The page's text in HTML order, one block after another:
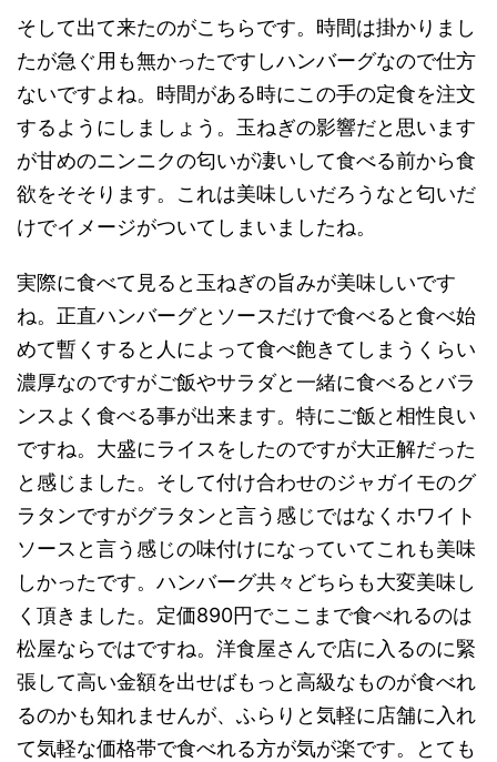
そして出て来たのがこちらです。時間は掛かりまし
たが急ぐ用も無かったですしハンバーグなので仕方
ないですよね。時間がある時にこの手の定食を注文
するようにしましょう。玉ねぎの影響だと思います
が甘めのニンニクの匂いが凄いして食べる前から食
欲をそそります。これは美味しいだろうなと匂いだ
けでイメージがついてしまいましたね。
実際に食べて見ると玉ねぎの旨みが美味しいです
ね。正直ハンバーグとソースだけで食べると食べ始
めて暫くすると人によって食べ飽きてしまうくらい
濃厚なのですがご飯やサラダと一緒に食べるとバラ
ンスよく食べる事が出来ます。特にご飯と相性良い
ですね。大盛にライスをしたのですが大正解だった
と感じました。そして付け合わせのジャガイモのグ
ラタンですがグラタンと言う感じではなくホワイト
ソースと言う感じの味付けになっていてこれも美味
しかったです。ハンバーグ共々どちらも大変美味し
く頂きました。定価890円でここまで食べれるのは
松屋ならではですね。洋食屋さんで店に入るのに緊
張して高い金額を出せばもっと高級なものが食べれ
るのかも知れませんが、ふらりと気軽に店舗に入れ
て気軽な価格帯で食べれる方が気が楽です。とても